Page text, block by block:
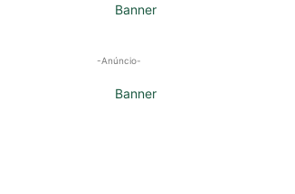
-Anúncio-